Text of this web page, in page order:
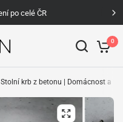
Možnost vrácení zboží do 30
0
Stolní krb z betonu | Domácnost a